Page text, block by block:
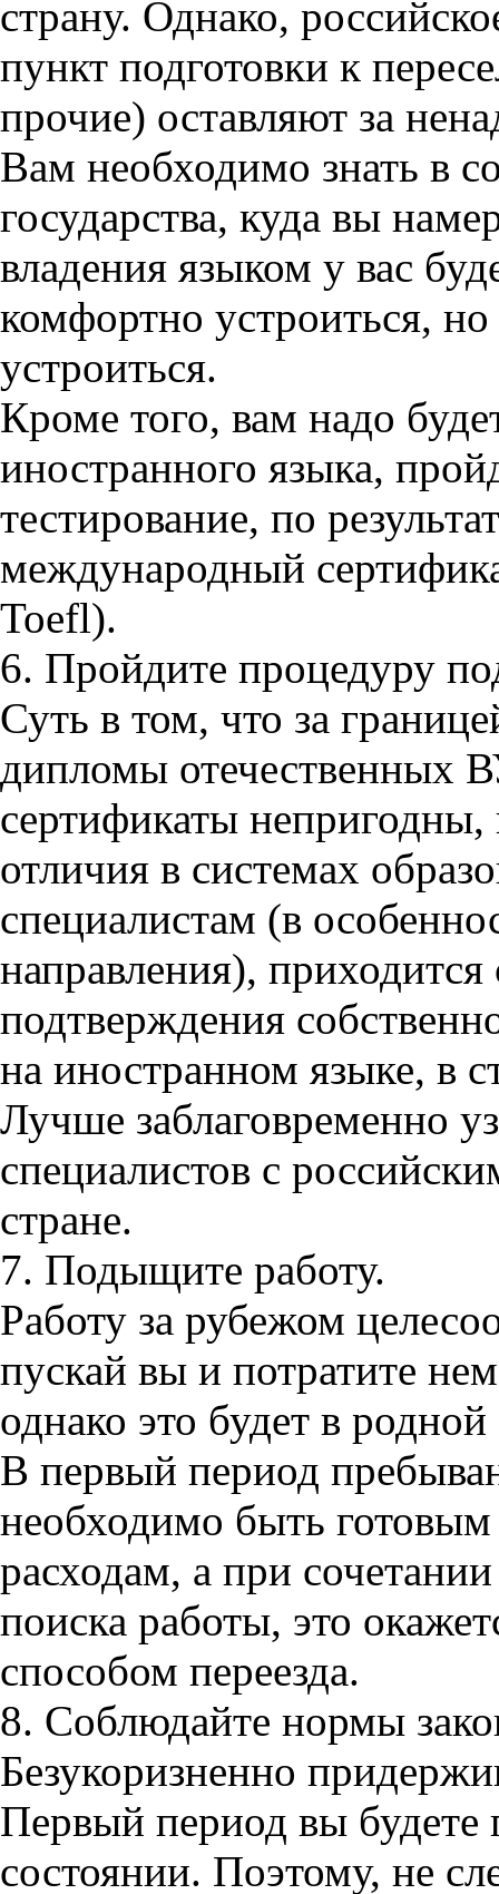
страну. Однако,
пункт подготовки к
прочие) оставляют за
Вам необходимо знать в
государства, куда вы
владения языком у вас
комфортно устроиться,
устроиться.
Кроме того, вам надо
иностранного языка,
тестирование, по
международный
Toefl).
6. Пройдите процедуру
Суть в том, что за
дипломы отечественных
сертификаты непригодны,
отличия в системах
специалистам (в
направления), приходится
подтверждения
на иностранном языке, в
Лучше заблаговременно
специалистов с
стране.
7. Подыщите работу.
Работу за рубежом
пускай вы и потратите
однако это будет в
В первый период
необходимо быть
расходам, а при
поиска работы, это
способом переезда.
8. Соблюдайте нормы
Безукоризненно
Первый период вы будете
состоянии. Поэтому, не